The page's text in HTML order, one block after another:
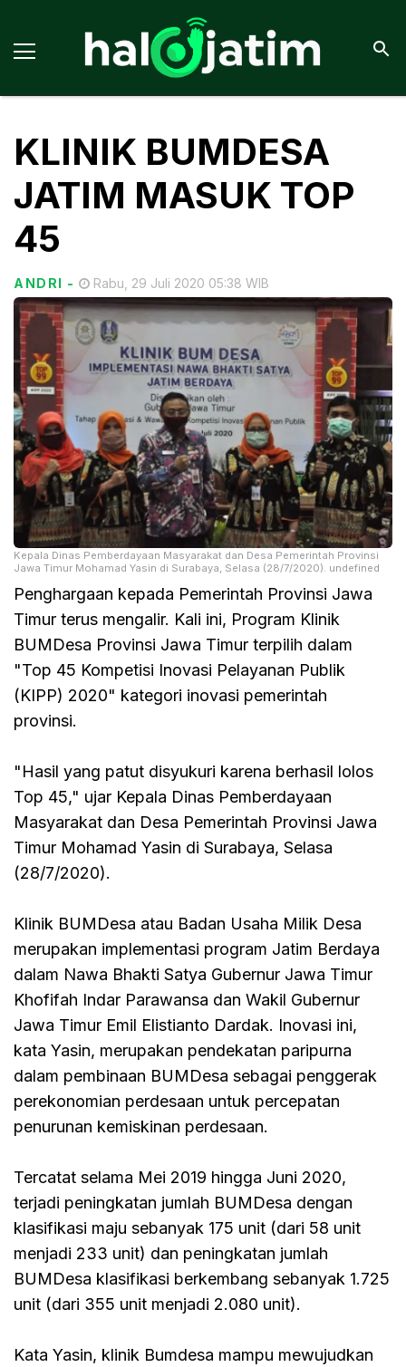
KLINIK BUMDESA
JATIM MASUK TOP
45
ANDRI - Rabu, 29 Juli 2020 05:38 WIB
Kepala Dinas Pemberdayaan Masyarakat dan Desa Pemerintah Provinsi
Jawa Timur Mohamad Yasin di Surabaya, Selasa (28/7/2020). undefined
Penghargaan kepada Pemerintah Provinsi Jawa
Timur terus mengalir. Kali ini, Program Klinik
BUMDesa Provinsi Jawa Timur terpilih dalam
"Top 45 Kompetisi Inovasi Pelayanan Publik
(KIPP) 2020" kategori inovasi pemerintah
provinsi.
"Hasil yang patut disyukuri karena berhasil lolos
Top 45," ujar Kepala Dinas Pemberdayaan
Masyarakat dan Desa Pemerintah Provinsi Jawa
Timur Mohamad Yasin di Surabaya, Selasa
(28/7/2020).
Klinik BUMDesa atau Badan Usaha Milik Desa
merupakan implementasi program Jatim Berdaya
dalam Nawa Bhakti Satya Gubernur Jawa Timur
Khofifah Indar Parawansa dan Wakil Gubernur
Jawa Timur Emil Elistianto Dardak. Inovasi ini,
kata Yasin, merupakan pendekatan paripurna
dalam pembinaan BUMDesa sebagai penggerak
perekonomian perdesaan untuk percepatan
penurunan kemiskinan perdesaan.
Tercatat selama Mei 2019 hingga Juni 2020,
terjadi peningkatan jumlah BUMDesa dengan
klasifikasi maju sebanyak 175 unit (dari 58 unit
menjadi 233 unit) dan peningkatan jumlah
BUMDesa klasifikasi berkembang sebanyak 1.725
unit (dari 355 unit menjadi 2.080 unit).
Kata Yasin, klinik Bumdesa mampu mewujudkan